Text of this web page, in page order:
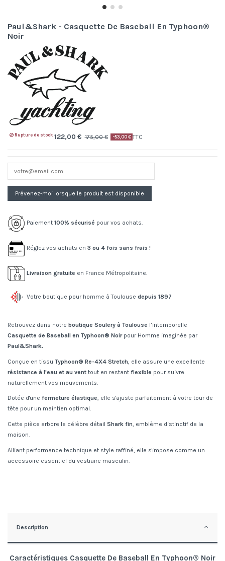
Paul&Shark - Casquette De Baseball En Typhoon®
Noir
Rupture de stock 122,00 € 175,00 € -53,00 € TTC
Paiement 100% sécurisé pour vos achats.
Réglez vos achats en 3 ou 4 fois sans frais !
Livraison gratuite en France Métropolitaine.
Votre boutique pour homme à Toulouse depuis 1897
Retrouvez dans notre boutique Soulery à Toulouse l’intemporelle
Casquette de Baseball en Typhoon® Noir pour Homme imaginée par
Paul&Shark.
Conçue en tissu Typhoon® Re-4X4 Stretch, elle assure une excellente
résistance à l'eau et au vent tout en restant flexible pour suivre
naturellement vos mouvements.
Dotée d'une fermeture élastique, elle s'ajuste parfaitement à votre tour de
tête pour un maintien optimal.
Cette pièce arbore le célèbre détail Shark fin, emblème distinctif de la
maison.
Alliant performance technique et style raffiné, elle s'impose comme un
accessoire essentiel du vestiaire masculin.
Description
Caractéristiques Casquette De Baseball En Typhoon® Noir